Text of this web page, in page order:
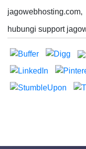
hubungi support